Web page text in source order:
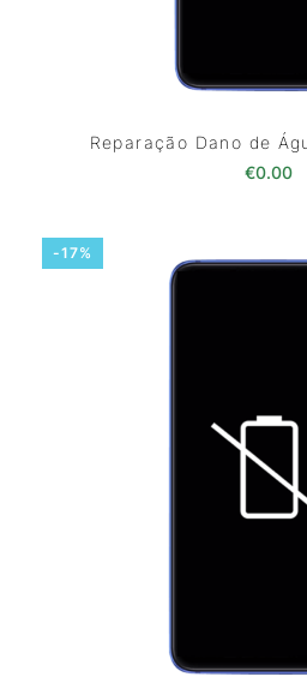
Reparação Dano de
€0.00
-17%